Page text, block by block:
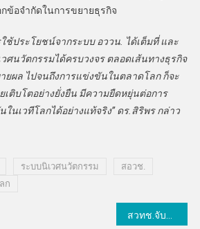
ข้อจำกัดในการขยายธุรกิจ
ช้ประโยชน์จากระบบ อววน. ได้เต็มที่ และ
ศนวัตกรรมได้ครบวงจร ตลอดเส้นทางธุรกิจ
ยผล ไปจนถึงการแข่งขันในตลาดโลก ก็จะ
เติบโตอย่างยั่งยืน มีความยืดหยุ่นต่อการ
นเวทีโลกได้อย่างแท้จริง” ดร.สิริพร กล่าว
ระบบนิเวศนวัตกรรม
สอวช.
ก
สวทช.จับมือมข.-รพ.ร้อยเอ็ด ปั้นนวัตกรรมรามาน AI ‘SERS-TB’ ขับเคลื่อน ‘Wellness Economy’ หยุดภัยเงียบ “วัณโรคแฝง”